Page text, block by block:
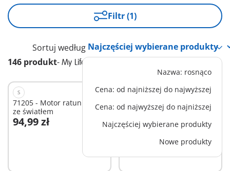
Filtr (1)
146 produkt- My Life
Sortuj według
Nazwa: rosnąco
Cena: od najniższej do najwyższej
Cena: od najwyższej do najniższej
Najczęściej wybierane produkty
Nowe produkty
S
71205 - Motor ratunkowy
ze światłem
94,99 zł
Dodaj do koszyka
XS
71480 - Dziecko z
gokartem
23,99 zł
Dodaj do koszyka